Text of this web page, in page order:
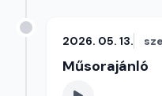
2026. 05. 13.
Műsorajánló